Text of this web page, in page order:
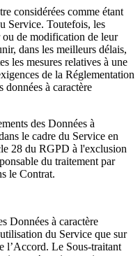
considérées comme étant
Service. Toutefois, les
ou de modification de leur
dans les meilleurs délais,
les mesures relatives à une
de la Réglementation
données à caractère
des Données à
le cadre du Service en
28 du RGPD à l'exclusion
du traitement par
le Contrat.
Données à caractère
du Service que sur
l’Accord. Le Sous-traitant